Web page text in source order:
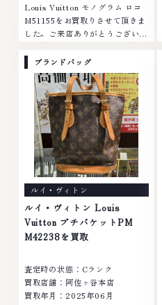
Louis Vuitton モノグラム ロコ
M51155をお買取りさせて頂きま
した。ご来店ありがとうございま
プラチナ ダイヤモンド ブランド
品 ブランド衣類 お酒買取りのこ
となら、お任せください。なかで
も金・プラチナ等のアクセサリ
ー・貴金属・宝石・ダイヤモン
ド・ジュエリーや ブランド品・
時計等は特に自信を持って、高額
査定を実現しております。 古く
て使わなくなってしまったアクセ
サリー、動かなくなってしまった
腕時計、多くのお品物の高価買取
りを実現しており、他店ではお値
段の付かなかったお品物でも、一
点一点丁寧に無料で査定します。
お気軽にご連絡ください。TEL:
～19:00定休日: 年中無休
ブランドバッグ
ルイ・ヴィトン
ルイ・ヴィトン Louis
Vuitton プチバケットPM
M42238を買取
査定時の状態：Cランク
買取店舗：阿佐ヶ谷本店
買取年月：2025年06月